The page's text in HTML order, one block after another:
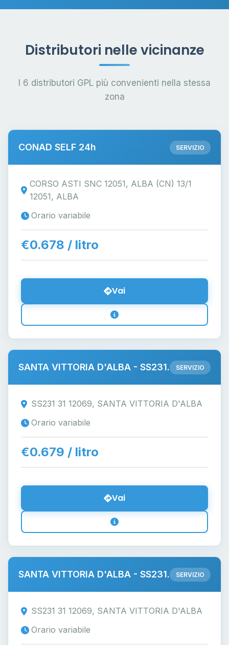
Distributori nelle vicinanze
I 6 distributori GPL più convenienti nella stessa
zona
CONAD SELF 24h SERVIZIO
CORSO ASTI SNC 12051, ALBA (CN) 13/1
12051, ALBA
Orario variabile
€0.678 / litro
Vai
SANTA VITTORIA D'ALBA - SS231. SERVIZIO
SS231 31 12069, SANTA VITTORIA D'ALBA
Orario variabile
€0.679 / litro
Vai
SANTA VITTORIA D'ALBA - SS231. SERVIZIO
SS231 31 12069, SANTA VITTORIA D'ALBA
Orario variabile